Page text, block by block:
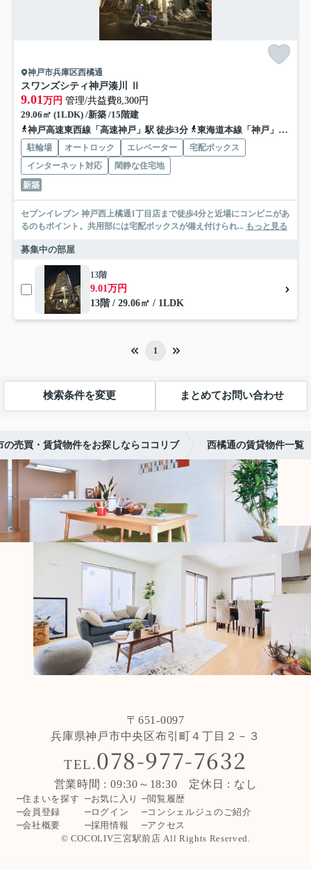
神戸市兵庫区西橘通
スワンズシティ神戸湊川 Ⅱ
9.01 万円 管理/共益費8,300円
29.06㎡ (1LDK) /新築 /15階建
神戸高速東西線「高速神戸」駅 徒歩3分
東海道本線「神戸」駅 徒歩10分
駐輪場 オートロック エレベーター
宅配ボックス
インターネット対応
閑静な住宅地
新築
セブンイレブン 神戸西上橘通1丁目店まで徒歩4分と近場にコンビニがあ
るのもポイント。共用部には宅配ボックスが備え付けられ... もっと見る
募集中の部屋
13階
9.01万円
13階 / 29.06㎡ / 1LDK
1
検索条件を変更 まとめてお問い合わせ
の売買・賃貸物件をお探しならココリブ 西橘通の賃貸物件一覧
〒651-0097
兵庫県神戸市中央区布引町４丁目２－３
TEL.078-977-7632
営業時間 : 09:30～18:30 定休日 : なし
住まいを探す お気に入り
閲覧履歴
会員登録
ログイン
コンシェルジュのご紹介
会社概要
採用情報
アクセス
© COCOLIV三宮駅前店 All Rights Reserved.